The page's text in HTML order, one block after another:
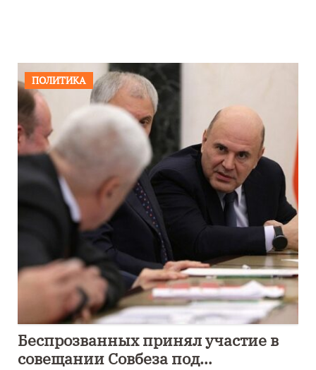
ПОЛИТИКА
Беспрозванных принял участие в
совещании Совбеза под